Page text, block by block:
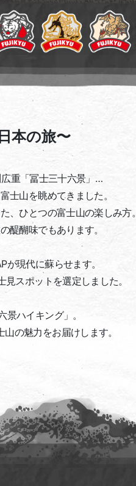
本の旅〜
重「冨士三十六景」…
士山を眺めてきました。
、ひとつの富士山の楽しみ方。
醍醐味でもあります。
現代に蘇らせます。
スポットを選定しました。
ハイキング」。
の魅力をお届けします。